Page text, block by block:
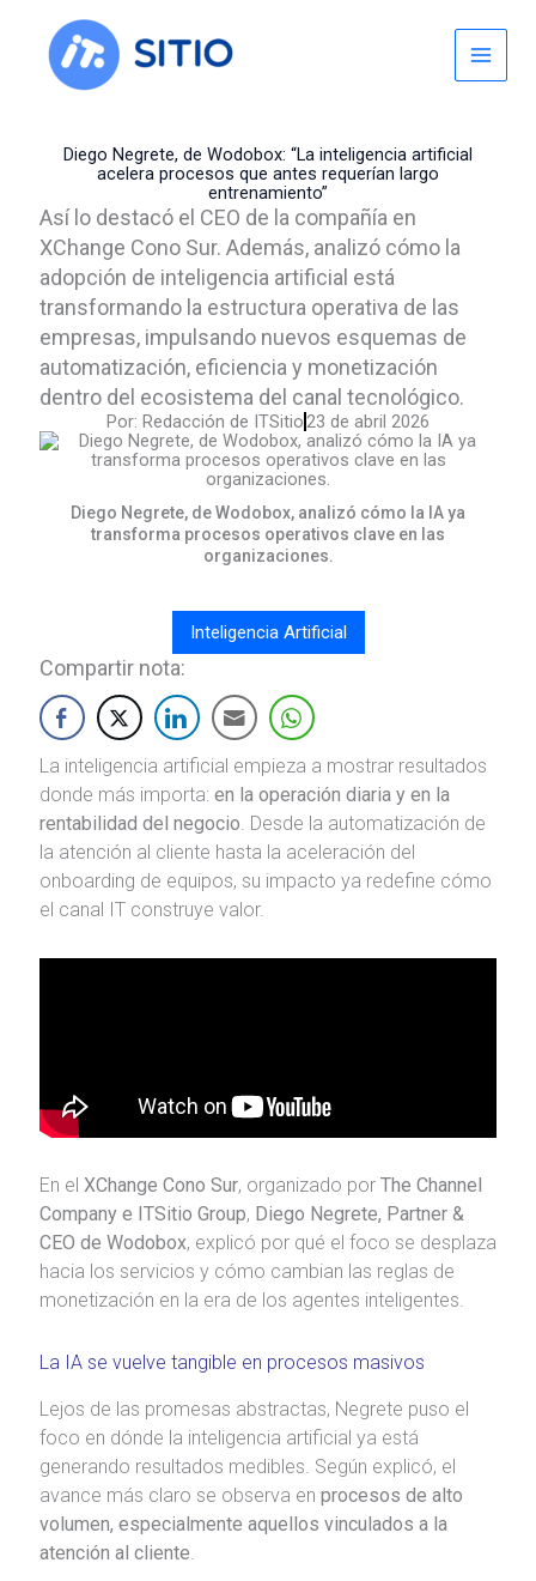
content
Diego Negrete, de Wodobox: “La inteligencia artificial
acelera procesos que antes requerían largo
entrenamiento”
Así lo destacó el CEO de la compañía en
XChange Cono Sur. Además, analizó cómo la
adopción de inteligencia artificial está
transformando la estructura operativa de las
empresas, impulsando nuevos esquemas de
automatización, eficiencia y monetización
dentro del ecosistema del canal tecnológico.
Por: Redacción de ITSitio23 de abril 2026
Diego Negrete, de Wodobox, analizó cómo la IA ya
transforma procesos operativos clave en las
organizaciones.
Inteligencia Artificial
Compartir nota:
La inteligencia artificial empieza a mostrar resultados
donde más importa: en la operación diaria y en la
rentabilidad del negocio . Desde la automatización de
la atención al cliente hasta la aceleración del
onboarding de equipos, su impacto ya redefine cómo
el canal IT construye valor.
En el XChange Cono Sur, organizado por The Channel
Company e ITSitio Group, Diego Negrete, Partner &
CEO de Wodobox, explicó por qué el foco se desplaza
hacia los servicios y cómo cambian las reglas de
monetización en la era de los agentes inteligentes.
La IA se vuelve tangible en procesos masivos
Lejos de las promesas abstractas, Negrete puso el
foco en dónde la inteligencia artificial ya está
generando resultados medibles. Según explicó, el
avance más claro se observa en procesos de alto
volumen, especialmente aquellos vinculados a la
atención al cliente